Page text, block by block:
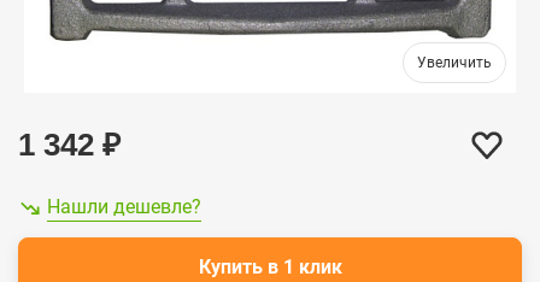
1 342 ₽
Нашли дешевле?
Купить в 1 клик